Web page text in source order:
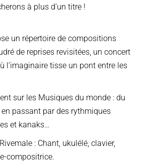
à plus d’un titre !
un répertoire de compositions
de reprises revisitées, un concert
l’imaginaire tisse un pont entre les
sur les Musiques du monde : du
passant par des rythmiques
et kanaks…
: Chant, ukulélé, clavier,
compositrice.